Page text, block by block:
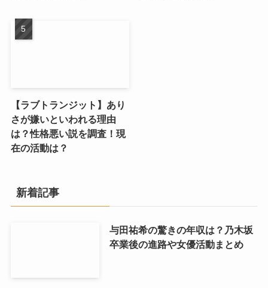
【ラブトランジット】あり
さが嫌いといわれる理由
は？性格悪い説を調査！現
在の活動は？
新着記事
与田祐希の驚きの年収は？乃木坂
卒業後の進路や女優活動まとめ